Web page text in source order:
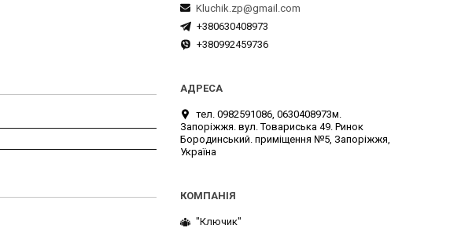
Kluchik.zp@gmail.com
+380630408973
+380992459736
тел. 0982591086, 0630408973м.
Запоріжжя. вул. Товариська 49. Ринок
Бородинський. приміщення №5, Запоріжжя,
Україна
"Ключик"